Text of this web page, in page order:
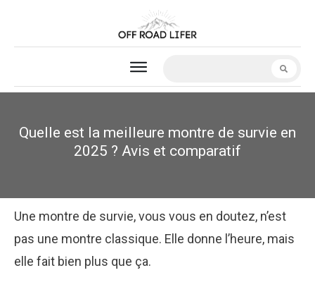
Quelle est la meilleure montre de survie en
2025 ? Avis et comparatif
Une montre de survie, vous vous en doutez, n’est
pas une montre classique. Elle donne l’heure, mais
elle fait bien plus que ça.